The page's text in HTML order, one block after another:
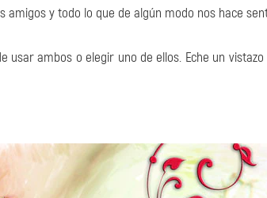
amigos y todo lo que de algún modo nos hace
usar ambos o elegir uno de ellos. Eche un vistazo